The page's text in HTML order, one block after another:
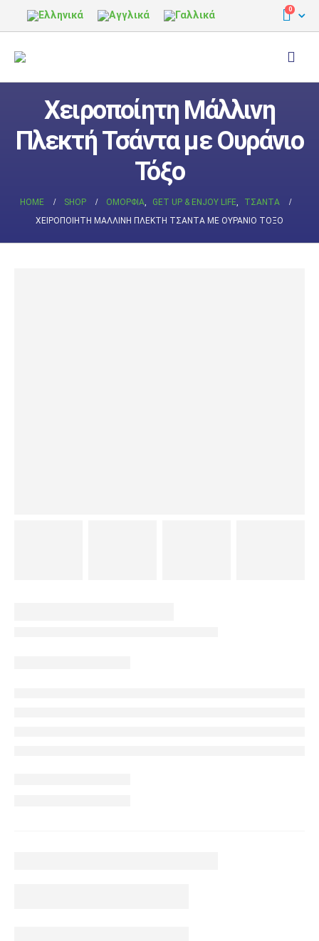
0
Χειροποίητη Μάλλινη
Πλεκτή Τσάντα με Ουράνιο
Τόξο
HOME SHOP ΟΜΟΡΦΙΆ, GET UP & ENJOY LIFE,
ΤΣΆΝΤΑ
ΧΕΙΡΟΠΟΊΗΤΗ ΜΆΛΛΙΝΗ ΠΛΕΚΤΉ ΤΣΆΝΤΑ ΜΕ ΟΥΡΆΝΙΟ ΤΌΞΟ